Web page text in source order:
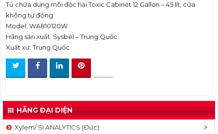
Tủ chứa dung môi độc hại Toxic Cabinet 12 Gallon – 45 lít, cửa
không tự đóng
Model: WA810120W
Hãng sản xuất: Sysbel – Trung Quốc
Xuất xứ: Trung Quốc
HÃNG ĐẠI DIỆN
Xylem/ SI ANALYTICS (Đức)